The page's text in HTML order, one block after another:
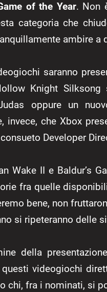
of the Year. Non
categoria che
ambire a
saranno
Knight Silksong
oppure un
invece, che Xbox
Developer
Wake II e Baldur’s
fra quelle
bene, non
si ripeteranno delle
della
videogiochi
chi, fra i nominati, si